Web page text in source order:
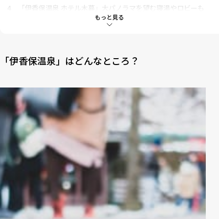
もっと見る
4
「伊香保温泉 ホテル木暮」大パノラマを望む寝湯やロビーも
「伊香保温泉 とどろき」肌になじむ温泉で清々しい朝を！
7
「伊香保温泉 横手館」大正時代にタイムトリップな気分！
8
「如心の里 ひびき野」特約農家の食材を使った会席料理も自慢
「伊香保温泉 ホテル松本楼」露天風呂で素敵な癒しを
10
「心に咲く花 古久家」黄金の湯を源泉かけ流しで！
「福一」出来立てのお造りが味わえる朝食も人気
12
「千明仁泉亭」文豪もひいきにした歴史の宿
「伊香保温泉」はどんなところ？